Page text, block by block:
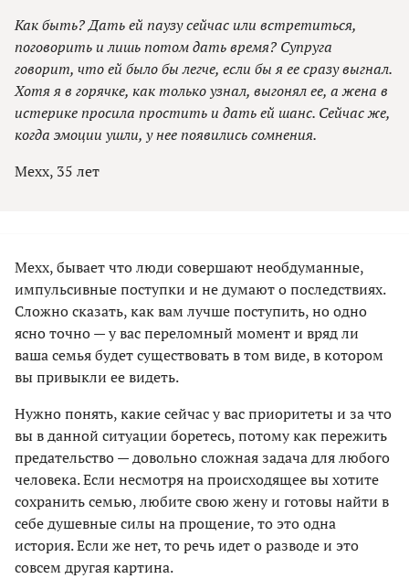
Как быть? Дать ей паузу сейчас или встретиться,
поговорить и лишь потом дать время? Супруга
говорит, что ей было бы легче, если бы я ее сразу выгнал.
Хотя я в горячке, как только узнал, выгонял ее, а жена в
истерике просила простить и дать ей шанс. Сейчас же,
когда эмоции ушли, у нее появились сомнения.
Мехх, 35 лет
Мехх, бывает что люди совершают необдуманные,
импульсивные поступки и не думают о последствиях.
Сложно сказать, как вам лучше поступить, но одно
ясно точно — у вас переломный момент и вряд ли
ваша семья будет существовать в том виде, в котором
вы привыкли ее видеть.
Нужно понять, какие сейчас у вас приоритеты и за что
вы в данной ситуации боретесь, потому как пережить
предательство — довольно сложная задача для любого
человека. Если несмотря на происходящее вы хотите
сохранить семью, любите свою жену и готовы найти в
себе душевные силы на прощение, то это одна
история. Если же нет, то речь идет о разводе и это
совсем другая картина.